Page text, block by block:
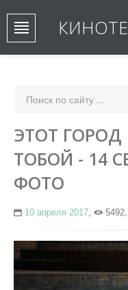
ЭТОТ ГОРОД
ТОБОЙ - 14
ФОТО
10 апреля 2017, 5492,